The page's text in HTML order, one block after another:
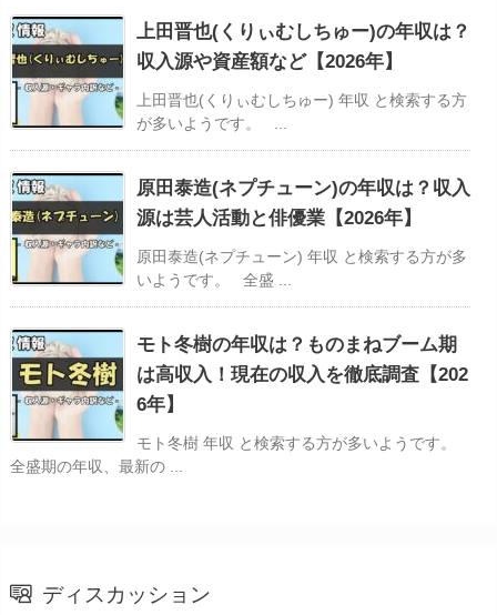
上田晋也(くりぃむしちゅー)の年収は？
収入源や資産額など【2026年】
上田晋也(くりぃむしちゅー) 年収 と検索する方
が多いようです。 ...
原田泰造(ネプチューン)の年収は？収入
源は芸人活動と俳優業【2026年】
原田泰造(ネプチューン) 年収 と検索する方が多
いようです。 全盛 ...
モト冬樹の年収は？ものまねブーム期
は高収入！現在の収入を徹底調査【202
6年】
モト冬樹 年収 と検索する方が多いようです。
全盛期の年収、最新の ...
ディスカッション